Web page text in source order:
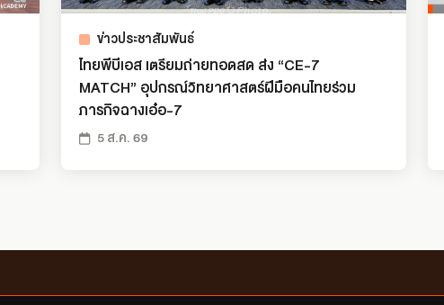
ข่าวประชาสัมพันธ์
ไทยพีบีเอส เตรียมถ่ายทอดสด ส่ง “CE-7
MATCH” อุปกรณ์วิทยาศาสตร์ฝีมือคนไทยร่วม
ภารกิจฉางเอ๋อ-7
5 ส.ค. 69